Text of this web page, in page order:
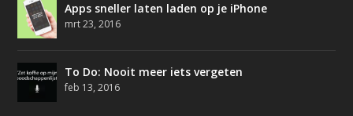
Apps sneller laten laden op je iPhone
mrt 23, 2016
To Do: Nooit meer iets vergeten
feb 13, 2016